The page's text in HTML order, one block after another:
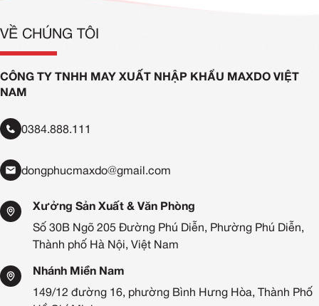
VỀ CHÚNG TÔI
CÔNG TY TNHH MAY XUẤT NHẬP KHẨU MAXDO VIỆT
NAM
0384.888.111
dongphucmaxdo@gmail.com
Xưởng Sản Xuất & Văn Phòng
Số 30B Ngõ 205 Đường Phú Diễn, Phường Phú Diễn,
Thành phố Hà Nội, Việt Nam
Nhánh Miền Nam
149/12 đường 16, phường Bình Hưng Hòa, Thành Phố